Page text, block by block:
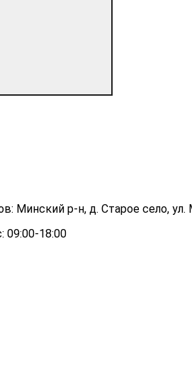
Минский р-н, д. Старое село,
09:00-18:00